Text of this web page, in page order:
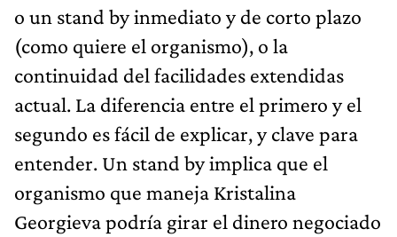
o un stand by inmediato y de corto plazo
(como quiere el organismo), o la
continuidad del facilidades extendidas
actual. La diferencia entre el primero y el
segundo es fácil de explicar, y clave para
entender. Un stand by implica que el
organismo que maneja Kristalina
Georgieva podría girar el dinero negociado